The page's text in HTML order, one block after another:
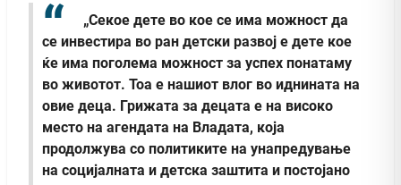
„Секое дете во кое се има можност да
се инвестира во ран детски развој е дете кое
ќе има поголема можност за успех понатаму
во животот. Тоа е нашиот влог во иднината на
овие деца. Грижата за децата е на високо
место на агендата на Владата, која
продолжува со политиките на унапредување
на социјалната и детска заштита и постојано